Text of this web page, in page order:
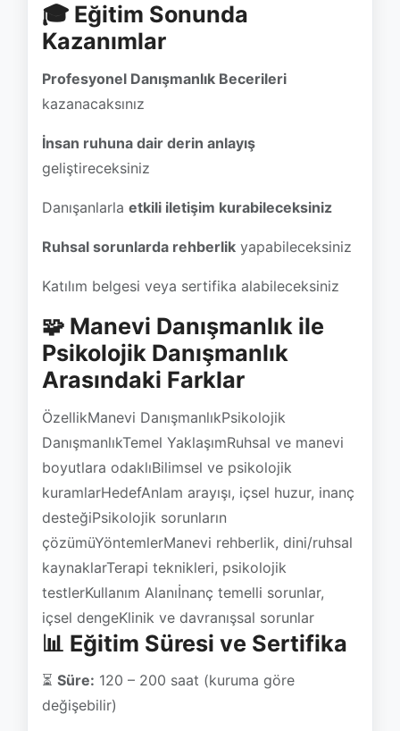
🎓 Eğitim Sonunda
Kazanımlar
Profesyonel Danışmanlık Becerileri
kazanacaksınız
İnsan ruhuna dair derin anlayış
geliştireceksiniz
Danışanlarla etkili iletişim kurabileceksiniz
Ruhsal sorunlarda rehberlik yapabileceksiniz
Katılım belgesi veya sertifika alabileceksiniz
🧩 Manevi Danışmanlık ile
Psikolojik Danışmanlık
Arasındaki Farklar
ÖzellikManevi DanışmanlıkPsikolojik
DanışmanlıkTemel YaklaşımRuhsal ve manevi
boyutlara odaklıBilimsel ve psikolojik
kuramlarHedefAnlam arayışı, içsel huzur, inanç
desteğiPsikolojik sorunların
çözümüYöntemlerManevi rehberlik, dini/ruhsal
kaynaklarTerapi teknikleri, psikolojik
testlerKullanım Alanıİnanç temelli sorunlar,
içsel dengeKlinik ve davranışsal sorunlar
📊 Eğitim Süresi ve Sertifika
⏳ Süre: 120 – 200 saat (kuruma göre
değişebilir)